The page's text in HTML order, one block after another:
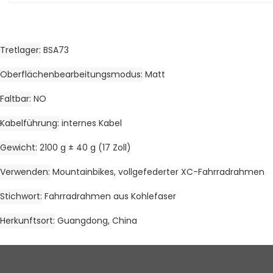
Tretlager BSA73
Oberflächenbearbeitungsmodus Matt
Faltbar NO
Kabelführung internes Kabel
Gewicht 2100 g ± 40 g (17 Zoll)
Verwenden Mountainbikes, vollgefederter XC-Fahrradrahmen
Stichwort Fahrradrahmen aus Kohlefaser
Herkunftsort Guangdong, China